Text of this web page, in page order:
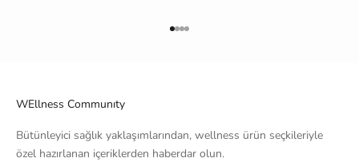
1 ögesine git
2 ögesine git
3 ögesine git
4 ögesine git
WEllness Communıty
Bütünleyici sağlık yaklaşımlarından, wellness ürün seçkileriyle
özel hazırlanan içeriklerden haberdar olun.